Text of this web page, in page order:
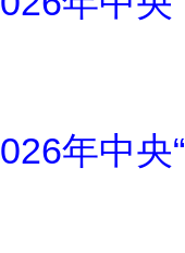
年中央